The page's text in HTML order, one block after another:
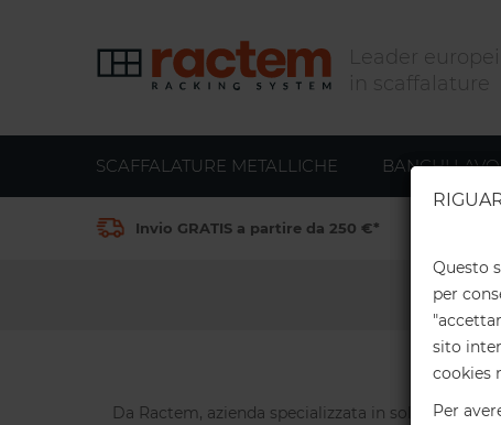
Da Ractem, azienda specializzata in soluzioni di
SCAFFALATURE METALLICHE BANCHI
Invio GRATIS a partire da 250 €*
Questo
per
sito
cookies
Per